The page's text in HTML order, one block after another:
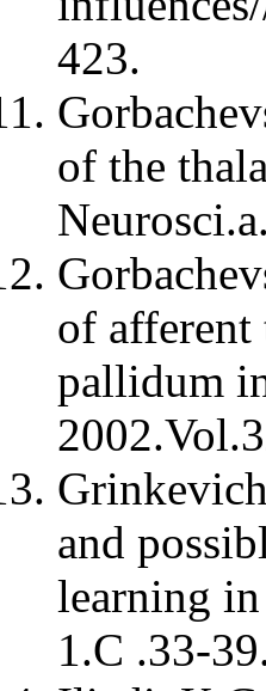
423.
of the
of afferent
pallidum
and
learning
1.C .33-